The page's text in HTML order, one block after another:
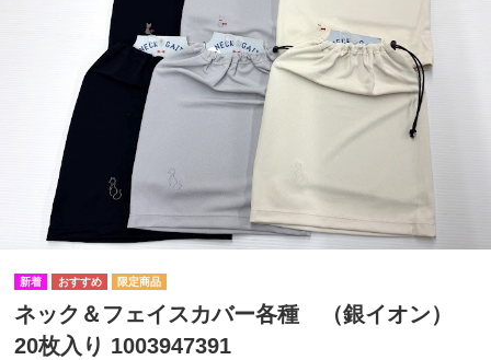
ネック＆フェイスカバー各種 （銀イオン）
20枚入り 1003947391